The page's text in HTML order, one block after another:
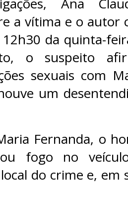
a vítima e o autor
da quinta-
o suspeito
sexuais com
um
Fernanda, o
fogo no
do crime e, em